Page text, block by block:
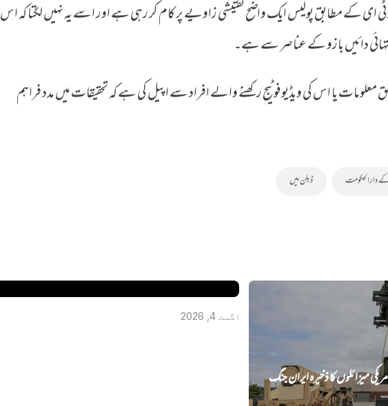
ای کے مطابق پولیس ایک واضح تفتیشی زاویے پر کام کر رہی ہے اور اسے یہ نہیں لگتا کہ اس
دائیں بازو کے عناصر سے ہے۔
یا اس کی ویڈیو فوٹیج رکھنے والے افراد سے اپیل کی ہے کہ تحقیقات میں مدد فراہم
دارالحکومت ڈبلن میں
میزائلوں کا ذخیرہ ایران جنگ
اگست 4, 2026